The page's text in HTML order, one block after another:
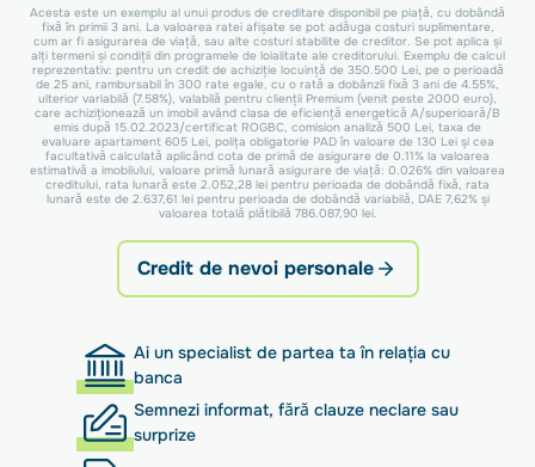
Acesta este un exemplu al unui produs de creditare disponibil pe piață, cu dobândă
fixă în primii 3 ani. La valoarea ratei afișate se pot adăuga costuri suplimentare,
cum ar fi asigurarea de viață, sau alte costuri stabilite de creditor. Se pot aplica și
alți termeni și condiții din programele de loialitate ale creditorului. Exemplu de calcul
reprezentativ: pentru un credit de achiziție locuință de 350.500 Lei, pe o perioadă
de 25 ani, rambursabil în 300 rate egale, cu o rată a dobânzii fixă 3 ani de 4.55%,
ulterior variabilă (7.58%), valabilă pentru clienții Premium (venit peste 2000 euro),
care achiziționează un imobil având clasa de eficiență energetică A/superioară/B
emis după 15.02.2023/certificat ROGBC, comision analiză 500 Lei, taxa de
evaluare apartament 605 Lei, polița obligatorie PAD în valoare de 130 Lei și cea
facultativă calculată aplicând cota de primă de asigurare de 0.11% la valoarea
estimativă a imobilului, valoare primă lunară asigurare de viață: 0.026% din valoarea
creditului, rata lunară este 2.052,28 lei pentru perioada de dobândă fixă, rata
lunară este de 2.637,61 lei pentru perioada de dobândă variabilă, DAE 7,62% și
valoarea totală plătibilă 786.087,90 lei.
Credit de nevoi personale
Ai un specialist de partea ta în relația cu
banca
Semnezi informat, fără clauze neclare sau
surprize